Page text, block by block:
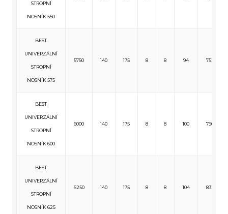
STROPNÍ
NOSNÍK 550
BEST
UNIVERZÁLNÍ
STROPNÍ
NOSNÍK 575
5750 140 175 8 8 94 752
BEST
UNIVERZÁLNÍ
STROPNÍ
NOSNÍK 600
6000 140 175 8 8 100 796
BEST
UNIVERZÁLNÍ
STROPNÍ
NOSNÍK 625
6250 140 175 8 8 104 832